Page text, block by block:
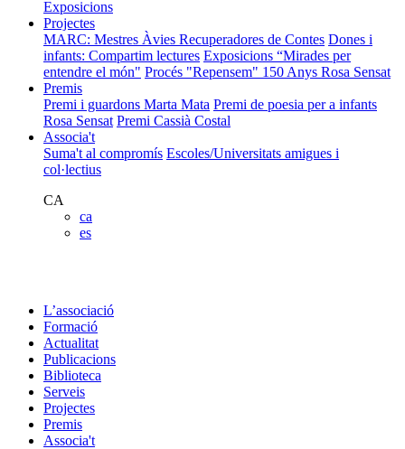
Exposicions
Projectes
MARC: Mestres Àvies Recuperadores de Contes Dones i
infants: Compartim lectures Exposicions “Mirades per
entendre el món" Procés "Repensem" 150 Anys Rosa Sensat
Premis
Premi i guardons Marta Mata Premi de poesia per a infants
Rosa Sensat Premi Cassià Costal
Associa't
Suma't al compromís Escoles/Universitats amigues i
col·lectius
CA
ca
es
L’associació
Formació
Actualitat
Publicacions
Biblioteca
Serveis
Projectes
Premis
Associa't